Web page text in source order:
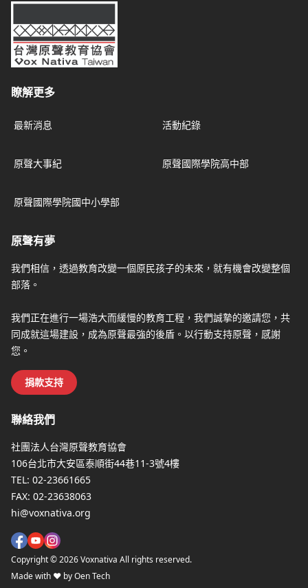
台灣原聲教育協會
瞭解更多
最新消息 活動紀錄
原聲大事紀 原聲國際學院高中部
原聲國際學院國中小學部
原聲有夢
我們相信，透過教育改變一個原民孩子的未來，就有機會改變整個
部落。
我們正在進行一場浩大而緩慢的教育工程，我們誠摯的邀請您，共
同成就這場建設，成為原聲最強的後盾。以行動支持原聲，感謝
您。
捐款支持
聯絡我們
社團法人台灣原聲教育協會
106台北市大安區泰順街44巷11-3號4樓
TEL: 02-23661665
FAX: 02-23638063
hi@voxnativa.org
Copyright ©2026Voxnativa All rights reserved.
Made with ♥ by Oen Tech